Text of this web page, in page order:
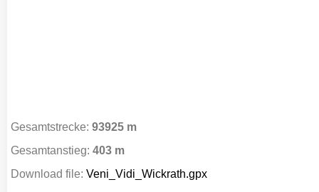
Gesamtstrecke: 93925 m
Gesamtanstieg: 403 m
Download file: Veni_Vidi_Wickrath.gpx